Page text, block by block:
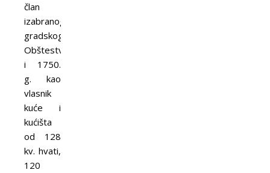
član
izabranog
gradskog
Obštestva,
i 1750.
g. kao
vlasnik
kuće i
kućišta
od 128
kv. hvati,
120